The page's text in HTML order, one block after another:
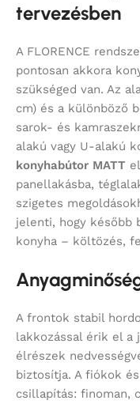
tervezésben
A FLORENCE
pontosan akkora
szükséged van. Az
cm) és a különböző
sarok- és
alakú vagy U-alakú
konyhabútor MATT
panellakásba,
szigetes
jelenti, hogy később
konyha – költözés,
A frontok stabil
lakkozással érik el
élrészek
biztosítja. A fiókok
csillapítás: finoman,